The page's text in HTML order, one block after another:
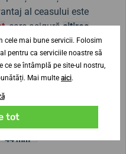
al ceasului este
, care asigurăcitirea
de lumină, timp de
carcasei
44 mm
cele mai bune servicii. Folosim
pentru ca serviciile noastre să
se întâmplă pe site-ul nostru,
Mai multe aici.
tot